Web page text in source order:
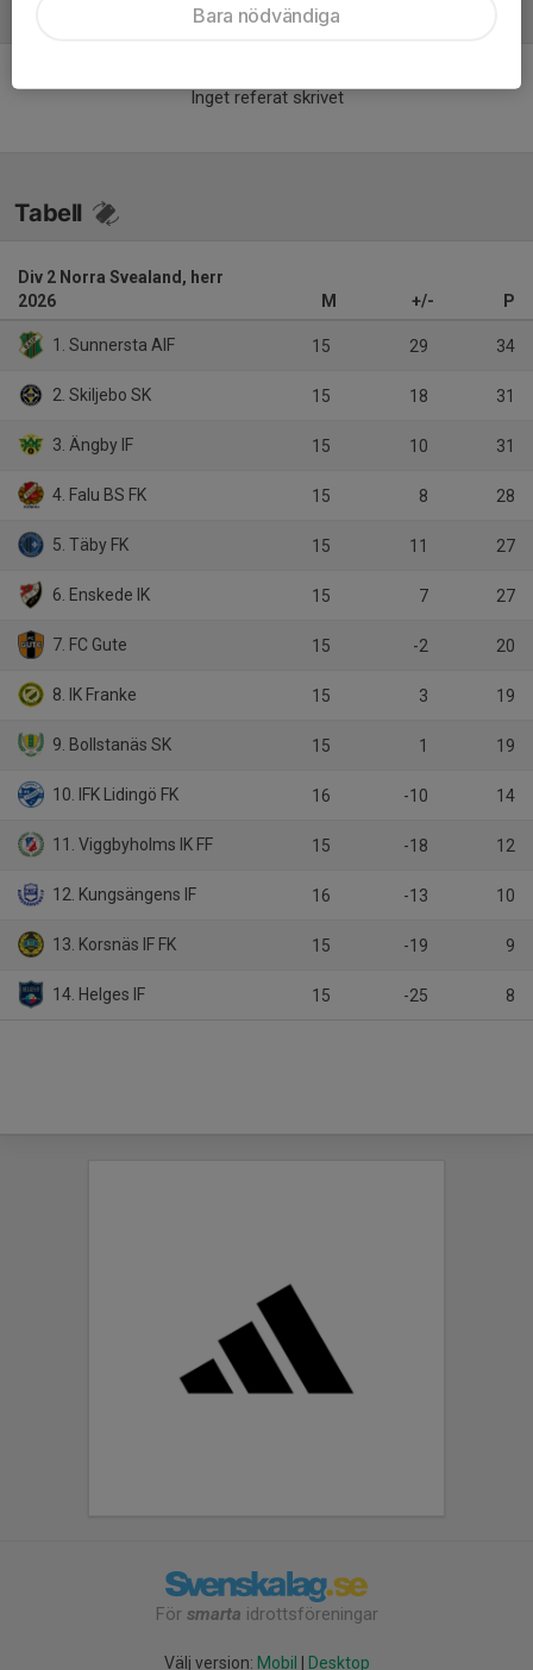
Inget referat skrivet
Tabell
Div 2 Norra Svealand, herr
2026
M +/- P
1. Sunnersta AIF 15 29 34
2. Skiljebo SK 15 18 31
3. Ängby IF 15 10 31
4. Falu BS FK 15 8 28
5. Täby FK 15 11 27
6. Enskede IK 15 7 27
7. FC Gute 15 -2 20
8. IK Franke 15 3 19
9. Bollstanäs SK 15 1 19
10. IFK Lidingö FK 16 -10 14
11. Viggbyholms IK FF 15 -18 12
12. Kungsängens IF 16 -13 10
13. Korsnäs IF FK 15 -19 9
14. Helges IF 15 -25 8
För smarta idrottsföreningar
Välj version: Mobil Desktop
Bara nödvändiga